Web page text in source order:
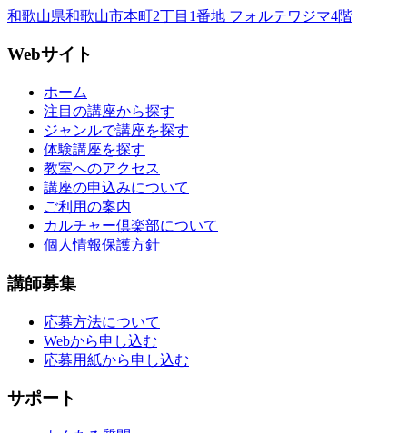
和歌山県和歌山市本町2丁目1番地 フォルテワジマ4階
Webサイト
ホーム
注目の講座から探す
ジャンルで講座を探す
体験講座を探す
教室へのアクセス
講座の申込みについて
ご利用の案内
カルチャー倶楽部について
個人情報保護方針
講師募集
応募方法について
Webから申し込む
応募用紙から申し込む
サポート